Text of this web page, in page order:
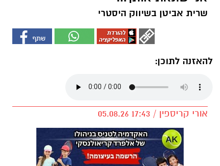
שרית אביטן בשיווק היסטרי
להאזנה לתוכן:
אורי קריספין / 17:43 05.08.26